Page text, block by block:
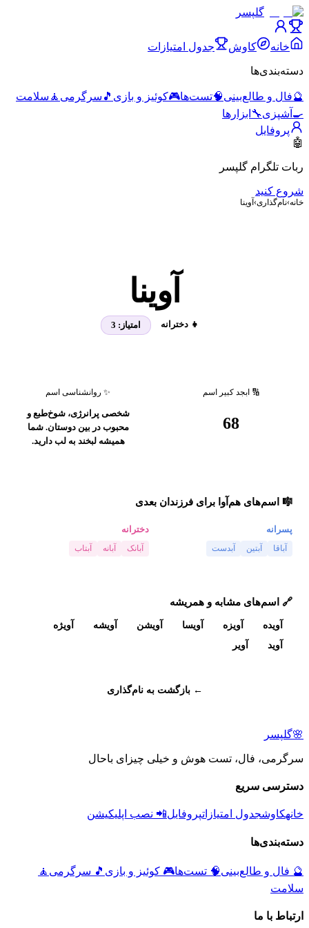
گلپسر
خانه کاوش جدول امتیازات
دسته‌بندی‌ها
🔮فال و طالع‌بینی🧠تست‌ها🎮کوئیز و بازی 🎵 سرگرمی 🧘 سلامت
🍳 آشپزی🔧 ابزارها
پروفایل
🤖
ربات تلگرام گلپسر
شروع کنید
خانه›نام‌گذاری› آوینا
آوینا
👧 دخترانه امتیاز: 3
🔢 ابجد کبیر اسم
68
✨ روانشناسی اسم
شخصی پرانرژی، شوخ‌طبع و
محبوب در بین دوستان. شما
همیشه لبخند به لب دارید.
🎼 اسم‌های هم‌آوا برای فرزندان بعدی
پسرانه
آباقا آبتین آبدست
دخترانه
آبانک آبانه آبتاب
🔗 اسم‌های مشابه و همریشه
آویده آویزه آویسا آویشن آویشه
آویژه
آوید
آویر
← بازگشت به نام‌گذاری
🌸گلپسر
سرگرمی، فال، تست هوش و خیلی چیزای باحال
دسترسی سریع
خانهکاوشجدول امتیازاتپروفایل📲 نصب اپلیکیشن
دسته‌بندی‌ها
🔮 فال و طالع‌بینی🧠 تست‌ها🎮 کوئیز و بازی 🎵 سرگرمی 🧘
سلامت
ارتباط با ما